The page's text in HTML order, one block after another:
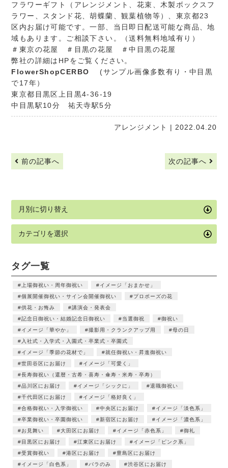
フラワーギフト（アレンジメント、花束、木製ボックスフ
ラワー、スタンド花、胡蝶蘭、観葉植物等）、東京都23
区内お届け可能です。一部、当日即日配送可能な商品、地
域もあります。ご相談下さい。（送料無料地域有り）
＃東京の花屋 ＃目黒の花屋 ＃中目黒の花屋
弊社の詳細はHPをご覧ください。
FlowerShopCERBO
(サンプル画像多数有り・中目黒
で17年）
東京都目黒区上目黒4-36-19
中目黒駅10分 祐天寺駅5分
アレンジメント | 2022.04.20
前の記事へ 次の記事へ
タグ一覧
上場御祝い・周年御祝い
イメージ「おまかせ」
個展開催御祝い・サイン会開催御祝い
プロポーズの花
供花・お悔み
講演会・発表会
記念日御祝い・結婚記念日御祝い
当選御祝
御祝い
イメージ「華やか」
撮影用・クランクアップ用
母の日
入社式・入学式・入園式・卒業式・卒園式
イメージ「季節の花材で」
就任御祝い・昇進御祝い
世田谷区にお届け
イメージ「可愛く」
長寿御祝い（還暦・古希・喜寿・傘寿・米寿・卒寿）
品川区にお届け
イメージ「シックに」
退職御祝い
千代田区にお届け
イメージ「格好良く」
合格御祝い・入学御祝い
中央区にお届け
イメージ「淡色系」
卒業御祝い・卒園御祝い
新宿区にお届け
イメージ「濃色系」
お見舞い
大田区にお届け イメージ「赤色系」
御礼
目黒区にお届け
江東区にお届け
イメージ「ピンク系」
受賞御祝い
港区にお届け
豊島区にお届け
イメージ「白色系」
バラのみ
渋谷区にお届け